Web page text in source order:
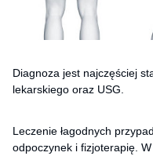
Diagnoza jest najczęściej
lekarskiego oraz USG.
Leczenie łagodnych
odpoczynek i fizjoterapię.